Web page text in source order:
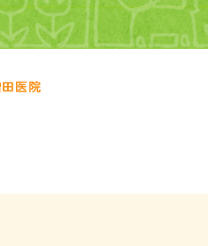
医院